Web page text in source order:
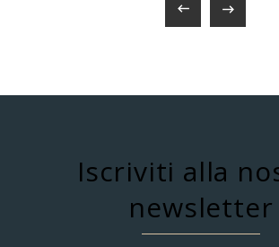
 
Iscriviti alla
newsletter